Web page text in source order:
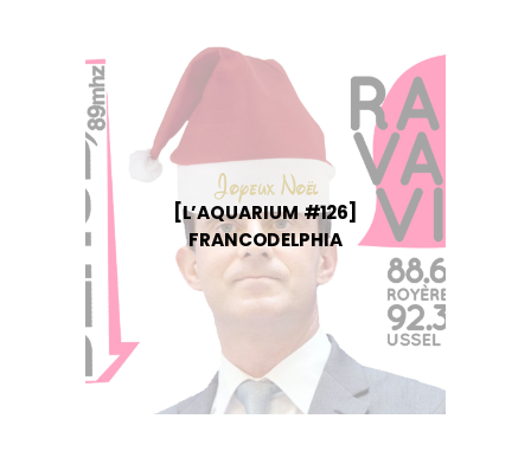
[L’AQUARIUM #126]
FRANCODELPHIA